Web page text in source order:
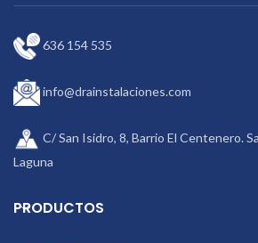
636 154 535
info@drainstalaciones.com
C/ San Isidro, 8, Barrio El Centenero.
Laguna
PRODUCTOS